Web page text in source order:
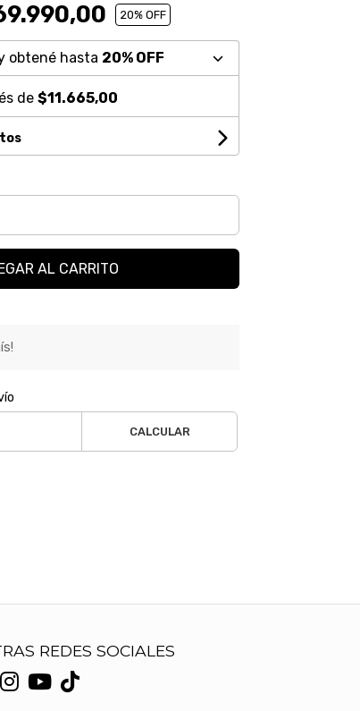
20% OFF
obtené hasta 20% OFF
de $11.665,00
AL CARRITO
CALCULAR
REDES SOCIALES